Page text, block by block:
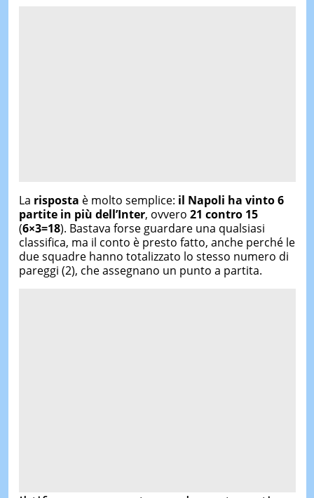
La risposta è molto semplice: il Napoli ha vinto 6
partite in più dell’Inter, ovvero 21 contro 15
(6×3=18). Bastava forse guardare una qualsiasi
classifica, ma il conto è presto fatto, anche perché le
due squadre hanno totalizzato lo stesso numero di
pareggi (2), che assegnano un punto a partita.